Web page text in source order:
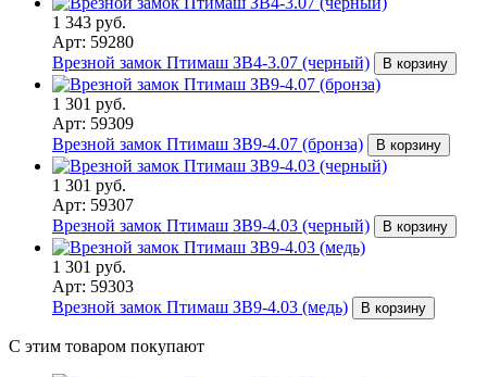
1 343 руб.
Арт: 59280
Врезной замок Птимаш ЗВ4-3.07 (черный)
В корзину
1 301 руб.
Арт: 59309
Врезной замок Птимаш ЗВ9-4.07 (бронза)
В корзину
1 301 руб.
Арт: 59307
Врезной замок Птимаш ЗВ9-4.03 (черный)
В корзину
1 301 руб.
Арт: 59303
Врезной замок Птимаш ЗВ9-4.03 (медь)
В корзину
С этим товаром покупают